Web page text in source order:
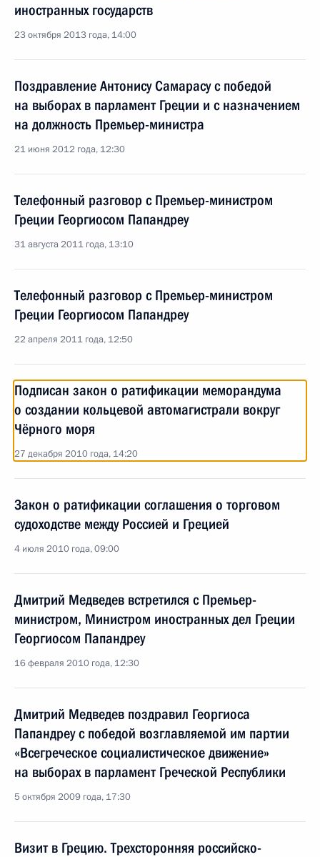
иностранных государств
23 октября 2013 года, 14:00
Поздравление Антонису Самарасу с победой
на выборах в парламент Греции и с назначением
на должность Премьер-министра
21 июня 2012 года, 12:30
Телефонный разговор с Премьер-министром
Греции Георгиосом Папандреу
31 августа 2011 года, 13:10
Телефонный разговор с Премьер-министром
Греции Георгиосом Папандреу
22 апреля 2011 года, 12:50
Подписан закон о ратификации меморандума
о создании кольцевой автомагистрали вокруг
Чёрного моря
27 декабря 2010 года, 14:20
Закон о ратификации соглашения о торговом
судоходстве между Россией и Грецией
4 июля 2010 года, 09:00
Дмитрий Медведев встретился с Премьер-
министром, Министром иностранных дел Греции
Георгиосом Папандреу
16 февраля 2010 года, 12:30
Дмитрий Медведев поздравил Георгиоса
Папандреу с победой возглавляемой им партии
«Всегреческое социалистическое движение»
на выборах в парламент Греческой Республики
5 октября 2009 года, 17:30
Визит в Грецию. Трехсторонняя российско-